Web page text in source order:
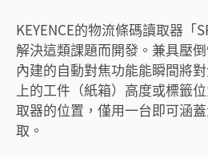
KEYENCE的物流條碼讀取器「
解決這類課題而開發。兼具壓
內建的自動對焦功能能瞬間將
上的工件（紙箱）高度或標籤
取器的位置，僅用一台即可涵
取。